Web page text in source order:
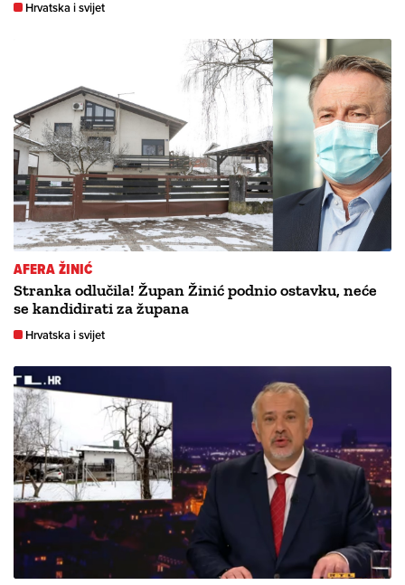
Hrvatska i svijet
AFERA ŽINIĆ
Stranka odlučila! Župan Žinić podnio ostavku, neće
se kandidirati za župana
Hrvatska i svijet